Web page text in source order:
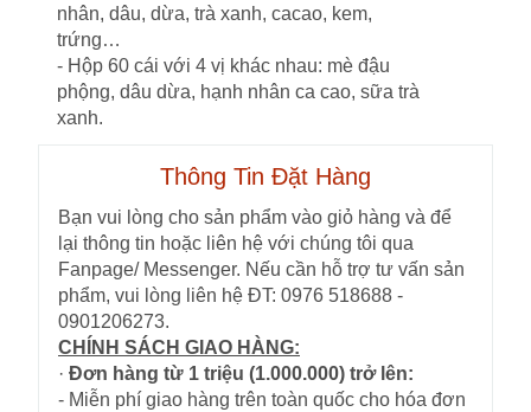
nhân, dâu, dừa, trà xanh, cacao, kem,
trứng…
- Hộp 60 cái với 4 vị khác nhau: mè đậu
phộng, dâu dừa, hạnh nhân ca cao, sữa trà
xanh.
Thông Tin Đặt Hàng
Bạn vui lòng cho sản phẩm vào giỏ hàng và để
lại thông tin hoặc liên hệ với chúng tôi qua
Fanpage/ Messenger. Nếu cần hỗ trợ tư vấn sản
phẩm, vui lòng liên hệ ĐT: 0976 518688 -
0901206273.
CHÍNH SÁCH GIAO HÀNG:
· Đơn hàng từ 1 triệu (1.000.000) trở lên:
- Miễn phí giao hàng trên toàn quốc cho hóa đơn